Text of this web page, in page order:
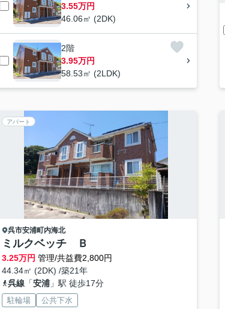
3.55万円
46.06㎡ (2DK)
2階
3.95万円
58.53㎡ (2LDK)
アパート
呉市安浦町内海北
ミルクベッチ Ｂ
3.25万円 管理/共益費2,800円
44.34㎡ (2DK) /築21年
呉線「安浦」駅 徒歩17分
駐輪場 公共下水